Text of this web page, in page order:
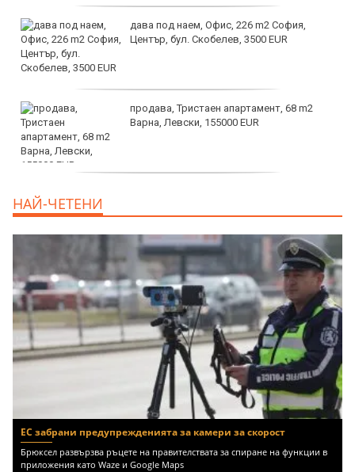
дава под наем, Офис, 226 m2 София,
Център, бул. Скобелев, 3500 EUR
продава, Тристаен апартамент, 68 m2
Варна, Левски, 155000 EUR
НАЙ-ЧЕТЕНИ
ЕС забрани предупрежденията за камери за скорост
Брюксел развързва ръцете на правителствата за спиране на функции в
приложения като Waze и Google Maps